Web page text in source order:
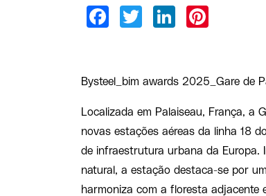
Bysteel_bim awards 2025_Gare de
Localizada em Palaiseau, França, a
novas estações aéreas da linha 18
de infraestrutura urbana da Europa.
natural, a estação destaca-se por
harmoniza com a floresta adjacente